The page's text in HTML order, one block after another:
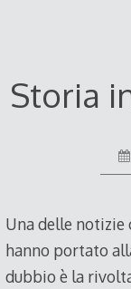
Storia
Una delle
hanno portato
dubbio è la